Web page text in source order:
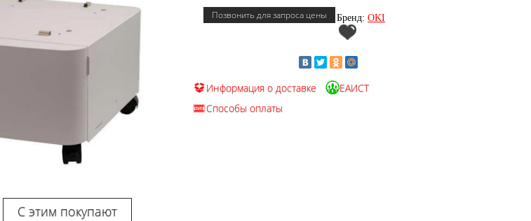
Позвонить для запроса цены Бренд:OKI
Информация о доставке
ЕАИСТ
Способы оплаты
С этим покупают